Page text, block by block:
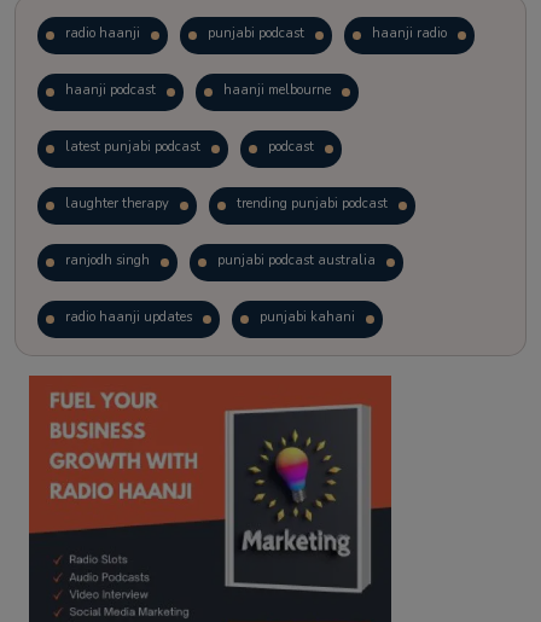
radio haanji punjabi podcast haanji radio
haanji podcast haanji melbourne
latest punjabi podcast podcast
laughter therapy trending punjabi podcast
ranjodh singh punjabi podcast australia
radio haanji updates punjabi kahani
kitaab kahani punjabi story